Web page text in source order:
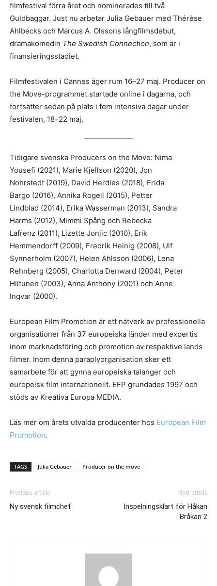
filmfestival förra året och nominerades till två
Guldbaggar. Just nu arbetar Julia Gebauer med Thérèse
Ahlbecks och Marcus A. Olssons långfilmsdebut,
dramakomedin The Swedish Connection, som är i
finansieringsstadiet.
Filmfestivalen i Cannes äger rum 16–27 maj. Producer on
the Move-programmet startade online i dagarna, och
fortsätter sedan på plats i fem intensiva dagar under
festivalen, 18–22 maj.
Tidigare svenska Producers on the Move: Nima
Yousefi (2021), Marie Kjellson (2020), Jon
Nohrstedt (2019), David Herdies (2018), Frida
Bargo (2016), Annika Rogell (2015), Petter
Lindblad (2014), Erika Wasserman (2013), Sandra
Harms (2012), Mimmi Spång och Rebecka
Lafrenz (2011), Lizette Jonjic (2010), Erik
Hemmendorff (2009), Fredrik Heinig (2008), Ulf
Synnerholm (2007), Helen Ahlsson (2006), Lena
Rehnberg (2005), Charlotta Denward (2004), Peter
Hiltunen (2003), Anna Anthony (2001) och Anne
Ingvar (2000).
European Film Promotion är ett nätverk av professionella
organisationer från 37 europeiska länder med expertis
inom marknadsföring och promotion av respektive lands
filmer. Inom denna paraplyorganisation sker ett
samarbete för att gynna europeiska talanger och
europeisk film internationellt. EFP grundades 1997 och
stöds av Kreativa Europa MEDIA.
Läs mer om årets utvalda producenter hos European Film
Promotion.
TAGS Julia Gebauer Producer on the move
Previous article
Ny svensk filmchef
Next article
Inspelningsklart för Håkan
Bråkan 2